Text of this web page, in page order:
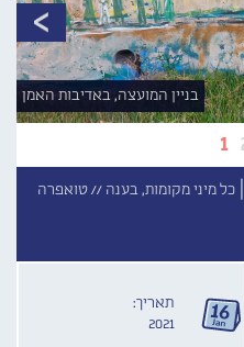
1
בניין המועצה, באדיבות האמן
כל מיני מקומות, בענה //טואפרה
תאריך:
2021